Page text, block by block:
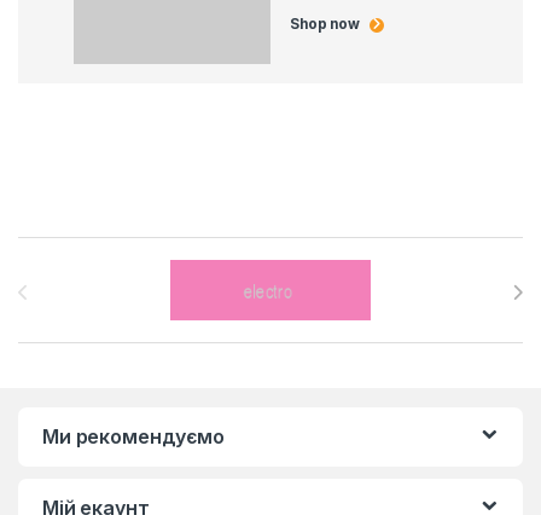
Shop now
Brands Carousel
Ми рекомендуємо
Мій екаунт